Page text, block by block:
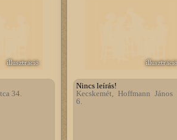
illusztráció
34.
illusztráció
Nincs leírás!
Kecskemét, Hoffmann János
6.